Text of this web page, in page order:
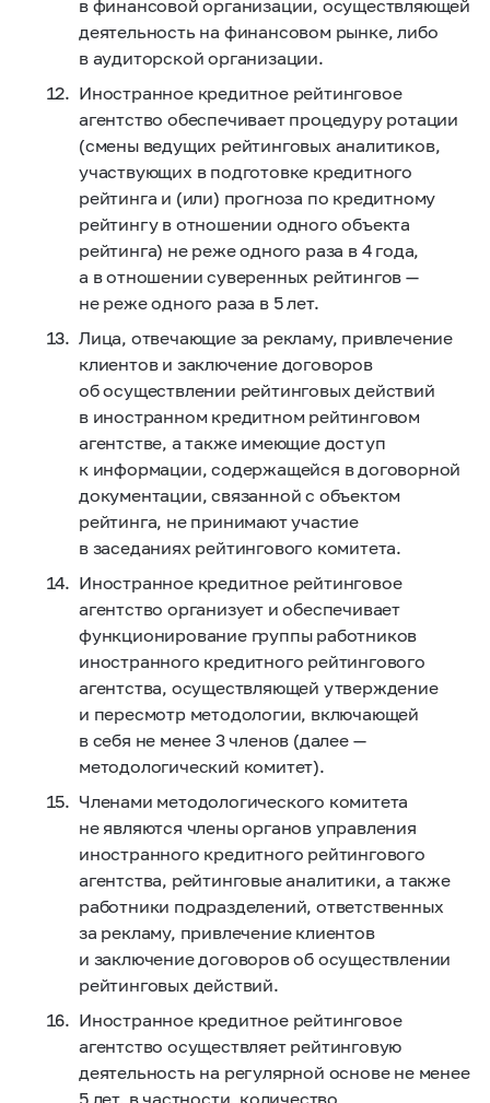
в финансовой организации, осуществляющей
деятельность на финансовом рынке, либо
в аудиторской организации.
Иностранное кредитное рейтинговое
агентство обеспечивает процедуру ротации
(смены ведущих рейтинговых аналитиков,
участвующих в подготовке кредитного
рейтинга и (или) прогноза по кредитному
рейтингу в отношении одного объекта
рейтинга) не реже одного раза в 4 года,
а в отношении суверенных рейтингов —
не реже одного раза в 5 лет.
Лица, отвечающие за рекламу, привлечение
клиентов и заключение договоров
об осуществлении рейтинговых действий
в иностранном кредитном рейтинговом
агентстве, а также имеющие доступ
к информации, содержащейся в договорной
документации, связанной с объектом
рейтинга, не принимают участие
в заседаниях рейтингового комитета.
Иностранное кредитное рейтинговое
агентство организует и обеспечивает
функционирование группы работников
иностранного кредитного рейтингового
агентства, осуществляющей утверждение
и пересмотр методологии, включающей
в себя не менее 3 членов (далее —
методологический комитет).
Членами методологического комитета
не являются члены органов управления
иностранного кредитного рейтингового
агентства, рейтинговые аналитики, а также
работники подразделений, ответственных
за рекламу, привлечение клиентов
и заключение договоров об осуществлении
рейтинговых действий.
Иностранное кредитное рейтинговое
агентство осуществляет рейтинговую
деятельность на регулярной основе не менее
5 лет, в частности, количество